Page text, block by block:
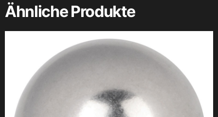
Ähnliche Produkte